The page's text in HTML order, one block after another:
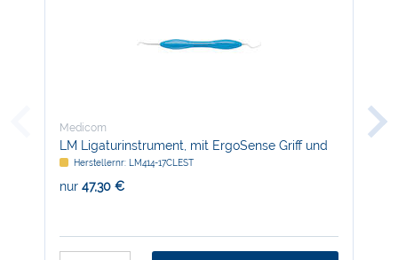
Medicom
LM Ligaturinstrument, mit ErgoSense Griff und
RFID-Chip
Herstellernr: LM414-17CLEST
nur 47,30 €